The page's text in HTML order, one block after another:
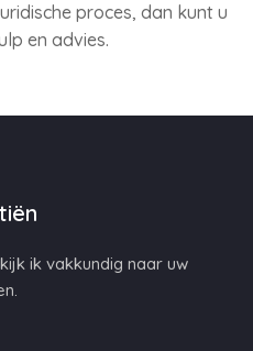
proces, dan kunt u
en advies.
ik vakkundig naar uw